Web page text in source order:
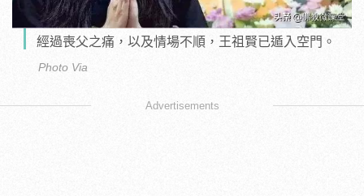
經過喪父之痛，以及情場不順，王祖賢已遁入空門。
Photo Via
Advertisements